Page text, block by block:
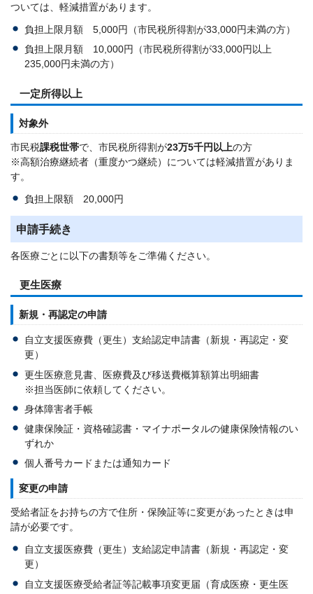
ついては、軽減措置があります。
負担上限月額 5,000円（市民税所得割が33,000円未満の方）
負担上限月額 10,000円（市民税所得割が33,000円以上
235,000円未満の方）
一定所得以上
対象外
市民税課税世帯で、市民税所得割が23万5千円以上の方
※高額治療継続者（重度かつ継続）については軽減措置がありま
す。
負担上限額 20,000円
申請手続き
各医療ごとに以下の書類等をご準備ください。
更生医療
新規・再認定の申請
自立支援医療費（更生）支給認定申請書（新規・再認定・変
更）
更生医療意見書、医療費及び移送費概算額算出明細書
※担当医師に依頼してください。
身体障害者手帳
健康保険証・資格確認書・マイナポータルの健康保険情報のい
ずれか
個人番号カードまたは通知カード
変更の申請
受給者証をお持ちの方で住所・保険証等に変更があったときは申
請が必要です。
自立支援医療費（更生）支給認定申請書（新規・再認定・変
更）
自立支援医療受給者証等記載事項変更届（育成医療・更生医